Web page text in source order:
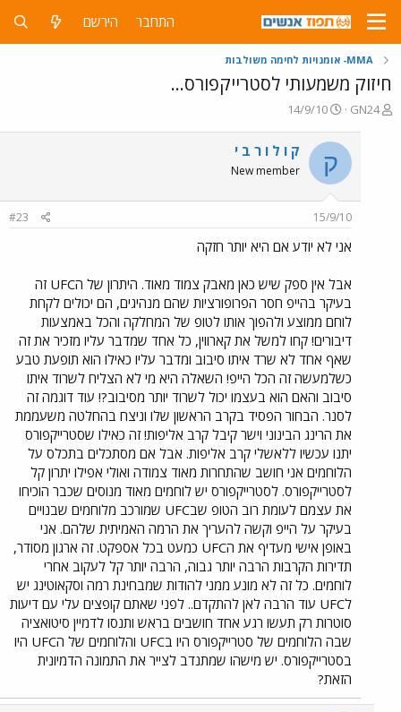
התחבר הירשם
MMA- אומנויות לחימה משולבות
חיזוק משמעותי לסטרייקפורס...
פ
GN24
פ
ר
ס
ם
ב
ת
א
ר
14/9/10
ק ק ו ל ו ר ב י
New member
15/9/10
#23
אני לא יודע אם היא יותר חזקה
אבל אין ספק שיש כאן מאבק צמוד מאוד. היתרון של הUFC זה
בעיקר בהייפ חסר הפרופורציות שהם מנהיגים, הם יכולים לקחת
לוחם ממוצע ולהפוך אותו לטופ של המחלקה והכל באמצעות
דיבורים! קחו למשל את קארווין, כל אחד שמדבר עליו מזכיר את זה
שאף אחד לא שרד איתו סיבוב ומדבר עליו כאילו הוא תופעת טבע
כשלמעשה זה הכל הייפ! השאלה היא מי לא הצליח לשרוד איתו
סיבוב והאם הוא בעצמו יכול לשרוד יותר מסיבוב?! עוד דוגמה זה
לסנר. הבחור הפסיד בקרב הראשון שלו וניצח בהחלטה משעממת
את הרינג הבינוני וישר קיבל קרב אליפות! זה כאילו שסטרייקפורס
יתנו עכשיו ללאשלי קרב אליפות. אבל אם מסתכלים בתכלס על
הלוחמים אני חושב שהתחרות מאוד צמודה ואולי אפילו יתרון קל
לסטרייקפורס. לסטרייקפורס יש לוחמים מאוד מנוסים שכבר הוכיחו
את עצמם לעומת רוב הטופ שבUFC שמורכב מלוחמים שבנויים
בעיקר על הייפ וקשה להעריך את הרמה האמיתית שלהם. אני
באופן אישי מעדיף את הUFC כמעט בכל אספקט. זה ארגון מסודר,
תדירות הקרבות הרבה יותר גבוה, הרבה יותר קל לעקוב אחרי
לוחמים. כל זה לא מונע ממני להודות שמבחינת רמה וסקאוטינג יש
לUFC עוד הרבה לאן להתקדם.. לפני שאתם קופצים עלי עם דיעות
סוטרות רק תעשו רגע אחד חושבים בראש ותנסו לדמיין סיטואציה
שבה הלוחמים של סטרייקפורס היו בUFC והלוחמים של הUFC היו
בסטרייקפורס. יש מישהו שמתנדב לצייר את התמונה הדמיונית
הזאת?